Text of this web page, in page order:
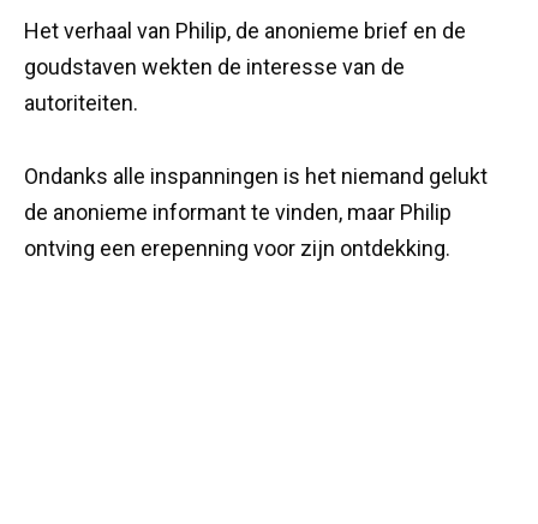
Het verhaal van Philip, de anonieme brief en de
goudstaven wekten de interesse van de
autoriteiten.
Ondanks alle inspanningen is het niemand gelukt
de anonieme informant te vinden, maar Philip
ontving een erepenning voor zijn ontdekking.